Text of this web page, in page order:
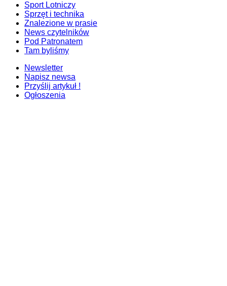
Sport Lotniczy
Sprzęt i technika
Znalezione w prasie
News czytelników
Pod Patronatem
Tam byliśmy
Newsletter
Napisz newsa
Przyślij artykuł !
Ogłoszenia